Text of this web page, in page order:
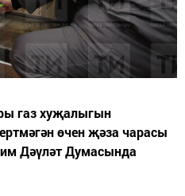
газ хуҗалыгын
өчен җәза чарасы
Дәүләт Думасында